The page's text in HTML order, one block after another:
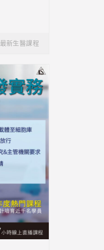
最新生醫課程